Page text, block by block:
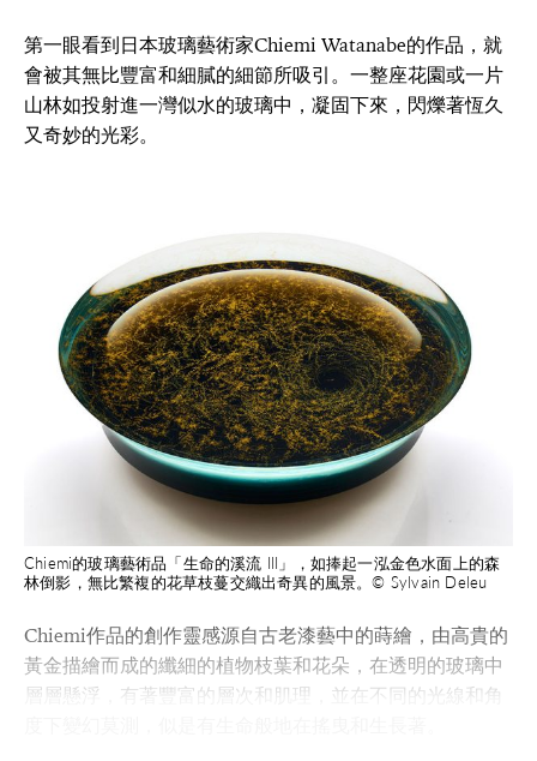
第一眼看到日本玻璃藝術家Chiemi Watanabe的作品，就
會被其無比豐富和細膩的細節所吸引。一整座花園或一片
山林如投射進一灣似水的玻璃中，凝固下來，閃爍著恆久
又奇妙的光彩。
Chiemi的玻璃藝術品「生命的溪流 III」，如捧起一泓金色水面上的森
林倒影，無比繁複的花草枝蔓交織出奇異的風景。© Sylvain Deleu
Chiemi作品的創作靈感源自古老漆藝中的蒔繪，由高貴的
黃金描繪而成的纖細的植物枝葉和花朵，在透明的玻璃中
層層懸浮，有著豐富的層次和肌理，並在不同的光線和角